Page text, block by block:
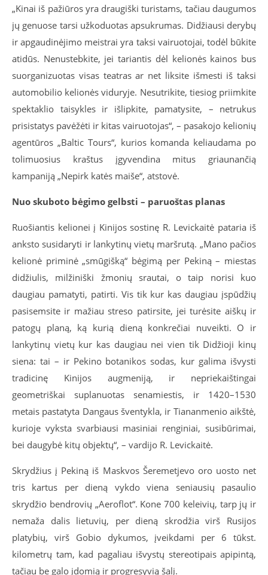
„Kinai iš pažiūros yra draugiški turistams, tačiau daugumos
jų genuose tarsi užkoduotas apsukrumas. Didžiausi derybų
ir apgaudinėjimo meistrai yra taksi vairuotojai, todėl būkite
atidūs. Nenustebkite, jei tariantis dėl kelionės kainos bus
suorganizuotas visas teatras ar net liksite išmesti iš taksi
automobilio kelionės viduryje. Nesutrikite, tiesiog priimkite
spektaklio taisykles ir išlipkite, pamatysite, – netrukus
prisistatys pavėžėti ir kitas vairuotojas“, – pasakojo kelionių
agentūros „Baltic Tours“, kurios komanda keliaudama po
tolimuosius kraštus įgyvendina mitus griaunančią
kampaniją „Nepirk katės maiše“, atstovė.
Nuo skuboto bėgimo gelbsti – paruoštas planas
Ruošiantis kelionei į Kinijos sostinę R. Levickaitė pataria iš
anksto susidaryti ir lankytinų vietų maršrutą. „Mano pačios
kelionė priminė „smūgišką“ bėgimą per Pekiną – miestas
didžiulis, milžiniški žmonių srautai, o taip norisi kuo
daugiau pamatyti, patirti. Vis tik kur kas daugiau įspūdžių
pasisemsite ir mažiau streso patirsite, jei turėsite aiškų ir
patogų planą, ką kurią dieną konkrečiai nuveikti. O ir
lankytinų vietų kur kas daugiau nei vien tik Didžioji kinų
siena: tai – ir Pekino botanikos sodas, kur galima išvysti
tradicinę Kinijos augmeniją, ir nepriekaištingai
geometriškai suplanuotas senamiestis, ir 1420–1530
metais pastatyta Dangaus šventykla, ir Tiananmenio aikštė,
kurioje vyksta svarbiausi masiniai renginiai, susibūrimai,
bei daugybė kitų objektų“, – vardijo R. Levickaitė.
Skrydžius į Pekiną iš Maskvos Šeremetjevo oro uosto net
tris kartus per dieną vykdo viena seniausių pasaulio
skrydžio bendrovių „Aeroflot“. Kone 700 keleivių, tarp jų ir
nemaža dalis lietuvių, per dieną skrodžia virš Rusijos
platybių, virš Gobio dykumos, įveikdami per 6 tūkst.
kilometrų tam, kad pagaliau išvystų stereotipais apipintą,
tačiau be galo įdomią ir progresyvią šalį.